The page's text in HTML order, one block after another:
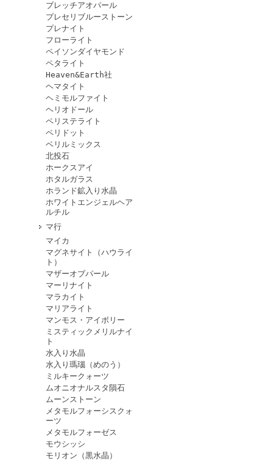
ブレッチアオパール
プレセリブルーストーン
プレナイト
フローライト
ペイソンダイヤモンド
ペタライト
Heaven&Earth社
ヘマタイト
ヘミモルファイト
ヘリオドール
ペリステライト
ペリドット
ベリルミックス
北投石
ホークスアイ
ホタルガラス
ホランド鉱入り水晶
ホワイトエンジェルヘア
ルチル
マ行
マイカ
マグネサイト（ハウライ
ト）
マザーオブパール
マーリナイト
マラカイト
マリアライト
マンモス・アイボリー
ミスティックメリルナイ
ト
水入り水晶
水入り瑪瑙（めのう）
ミルキークォーツ
ムオニオナルスタ隕石
ムーンストーン
メタモルフォーシスクォ
ーツ
メタモルフォーゼス
モウシッシ
モリオン（黒水晶）